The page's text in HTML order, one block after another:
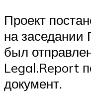
Проект
на
был
Legal.Report
документ.